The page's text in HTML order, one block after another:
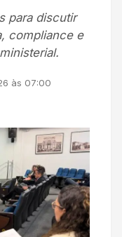
para discutir
compliance e
às 07:00